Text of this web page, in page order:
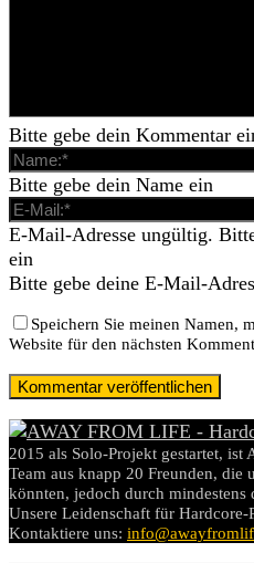
Bitte gebe dein Kommentar
Bitte gebe dein Name ein
E-Mail-Adresse ungültig.
ein
Bitte gebe deine E-Mail-
Speichern Sie meinen Namen,
Website für den nächsten
2015 als Solo-Projekt gestartet, ist
Team aus knapp 20 Freunden, die
könnten, jedoch durch mindestens
Unsere Leidenschaft für Hardcore-
Kontaktiere uns: